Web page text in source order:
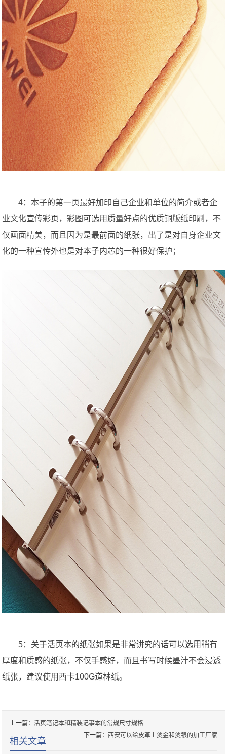
4：本子的第一页最好加印自己企业和单位的简介或者企
业文化宣传彩页，彩图可选用质量好点的优质铜版纸印刷，不
仅画面精美，而且因为是最前面的纸张，出了是对自身企业文
化的一种宣传外也是对本子内芯的一种很好保护；
5：关于活页本的纸张如果是非常讲究的话可以选用稍有
厚度和质感的纸张，不仅手感好，而且书写时候墨汁不会浸透
纸张，建议使用西卡100G道林纸。
上一篇：活页笔记本和精装记事本的常规尺寸规格
下一篇：
西安可以给皮革上烫金和烫银的加工厂家
相关文章